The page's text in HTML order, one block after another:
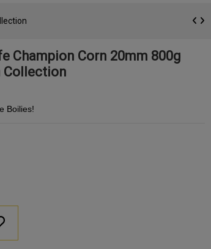
Champion Corn 20mm 800g
Collection
Boilies!